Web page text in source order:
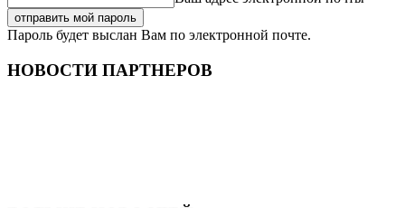
Пароль будет выслан Вам по электронной почте.
НОВОСТИ ПАРТНЕРОВ